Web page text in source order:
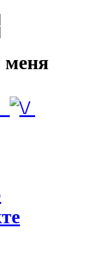
меня